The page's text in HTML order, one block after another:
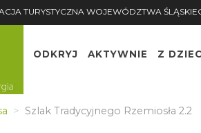
TURYSTYCZNA WOJEWÓDZTWA
ODKRYJ AKTYWNIE Z
Szlak Tradycyjnego Rzemiosła 2.2